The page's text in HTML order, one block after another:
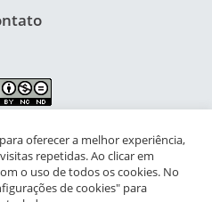
de Pesquisa para a Infância e
- Campus da Praia Vermelha
oferecer a melhor experiência,
repetidas. Ao clicar em
o uso de todos os cookies. No
de cookies" para